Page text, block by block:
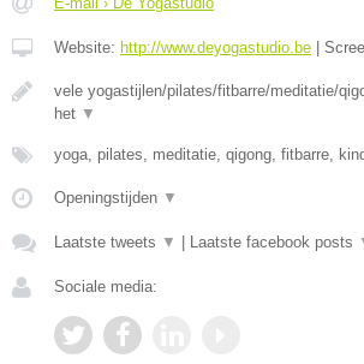
Website: http://www.deyogastudio.be |
vele yogastijlen/pilates/fitbarre/meditatie/
het ▼
yoga, pilates, meditatie, qigong, fitbarre,
Openingstijden ▼
Laatste tweets ▼ | Laatste facebook posts
Sociale media: